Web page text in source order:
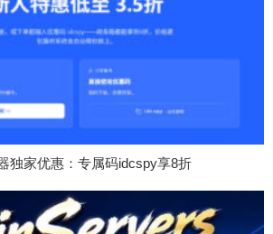
独家优惠：专属码idcspy享8折